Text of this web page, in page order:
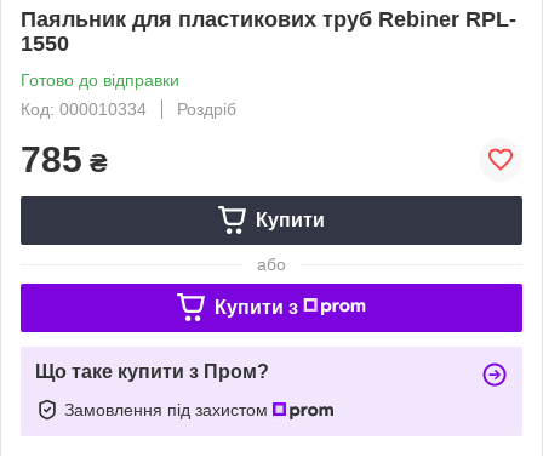
Паяльник для пластикових труб Rebiner RPL-
1550
Готово до відправки
Код: 000010334
Роздріб
785 ₴
Купити
або
Купити з
Що таке купити з Пром?
Замовлення під захистом